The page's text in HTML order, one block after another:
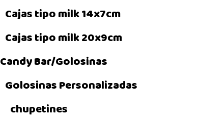
Cajas tipo milk 14x7cm
Cajas tipo milk 20x9cm
Candy Bar/Golosinas
Golosinas Personalizadas
chupetines